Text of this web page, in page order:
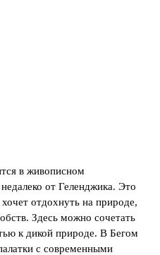
в живописном
от Геленджика. Это
отдохнуть на природе,
Здесь можно сочетать
к дикой природе. В Бегом
с современными